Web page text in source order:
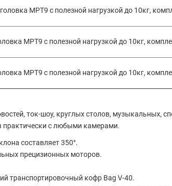
MPT9 с полезной нагрузкой до 10кг,
MPT9 с полезной нагрузкой до 10кг,
MPT9 с полезной нагрузкой до 10кг,
ток-шоу, круглых столов, музыкальных,
практически с любыми камерами.
составляет 350°.
прецизионных моторов.
транспортировочный кофр Bag V-40.